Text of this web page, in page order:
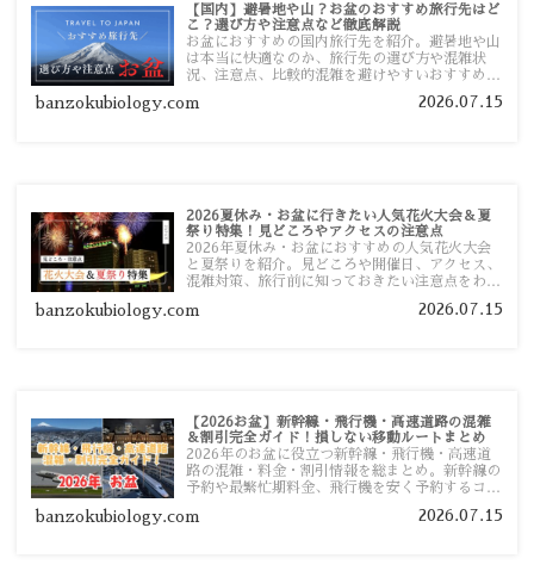
【国内】避暑地や山？お盆のおすすめ旅行先はど
こ？選び方や注意点など徹底解説
お盆におすすめの国内旅行先を紹介。避暑地や山
は本当に快適なのか、旅行先の選び方や混雑状
況、注意点、比較的混雑を避けやすいおすすめス
す。
banzokubiology.com 2026.07.15
2026夏休み・お盆に行きたい人気花火大会＆夏
祭り特集！見どころやアクセスの注意点
2026年夏休み・お盆におすすめの人気花火大会
と夏祭りを紹介。見どころや開催日、アクセス、
混雑対策、旅行前に知っておきたい注意点をわか
banzokubiology.com 2026.07.15
【2026お盆】新幹線・飛行機・高速道路の混雑
＆割引完全ガイド！損しない移動ルートまとめ
2026年のお盆に役立つ新幹線・飛行機・高速道
路の混雑・料金・割引情報を総まとめ。新幹線の
予約や最繁忙期料金、飛行機を安く予約するコ
い移動方法を分かりやすく解説します。
banzokubiology.com 2026.07.15